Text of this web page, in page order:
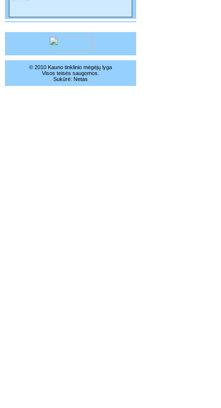
© 2010 Kauno tinklinio mėgėjų lyga
Visos teisės saugomos.
Sukūrė: Netas